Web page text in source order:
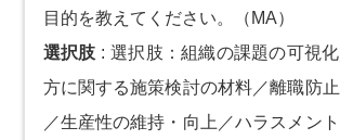
目的を教えてください。（MA）
選択肢 : 選択肢：組織の課題の可視
方に関する施策検討の材料／離職防
／生産性の維持・向上／ハラスメン